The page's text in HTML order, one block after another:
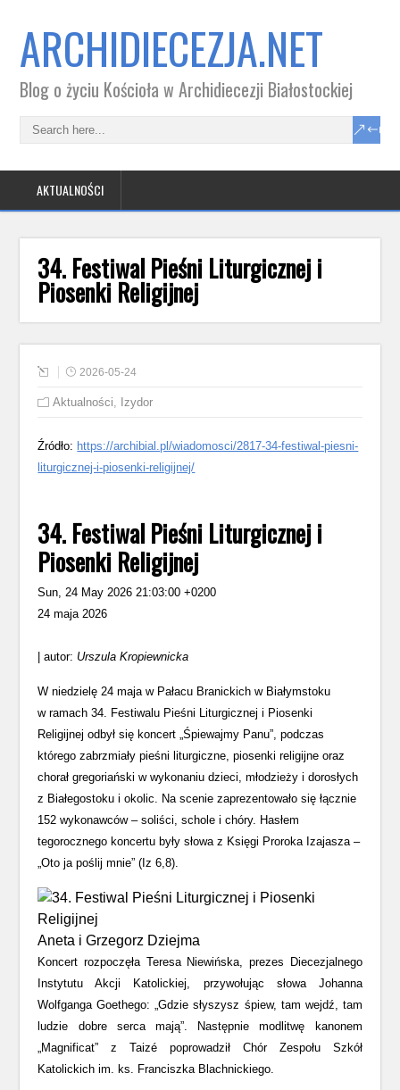
ARCHIDIECEZJA.NET
Blog o życiu Kościoła w Archidiecezji Białostockiej
AKTUALNOŚCI
34. Festiwal Pieśni Liturgicznej i
Piosenki Religijnej
2026-05-24
Aktualności, Izydor
Źródło: https://archibial.pl/wiadomosci/2817-34-festiwal-piesni-
liturgicznej-i-piosenki-religijnej/
34. Festiwal Pieśni Liturgicznej i
Piosenki Religijnej
Sun, 24 May 2026 21:03:00 +0200
24 maja 2026
| autor: Urszula Kropiewnicka
W niedzielę 24 maja w Pałacu Branickich w Białymstoku
w ramach 34. Festiwalu Pieśni Liturgicznej i Piosenki
Religijnej odbył się koncert „Śpiewajmy Panu”, podczas
którego zabrzmiały pieśni liturgiczne, piosenki religijne oraz
chorał gregoriański w wykonaniu dzieci, młodzieży i dorosłych
z Białegostoku i okolic. Na scenie zaprezentowało się łącznie
152 wykonawców – soliści, schole i chóry. Hasłem
tegorocznego koncertu były słowa z Księgi Proroka Izajasza –
„Oto ja poślij mnie” (Iz 6,8).
Aneta i Grzegorz Dziejma
Koncert rozpoczęła Teresa Niewińska, prezes Diecezjalnego
Instytutu Akcji Katolickiej, przywołując słowa Johanna
Wolfganga Goethego: „Gdzie słyszysz śpiew, tam wejdź, tam
ludzie dobre serca mają”. Następnie modlitwę kanonem
„Magnificat” z Taizé poprowadził Chór Zespołu Szkół
Katolickich im. ks. Franciszka Blachnickiego.